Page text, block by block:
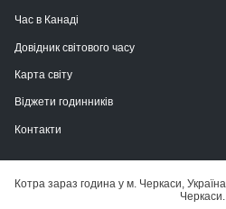
Час в Канаді
Довідник світового часу
Карта світу
Віджети годинників
Контакти
Котра зараз година у м. Черкаси,
Черкаси.